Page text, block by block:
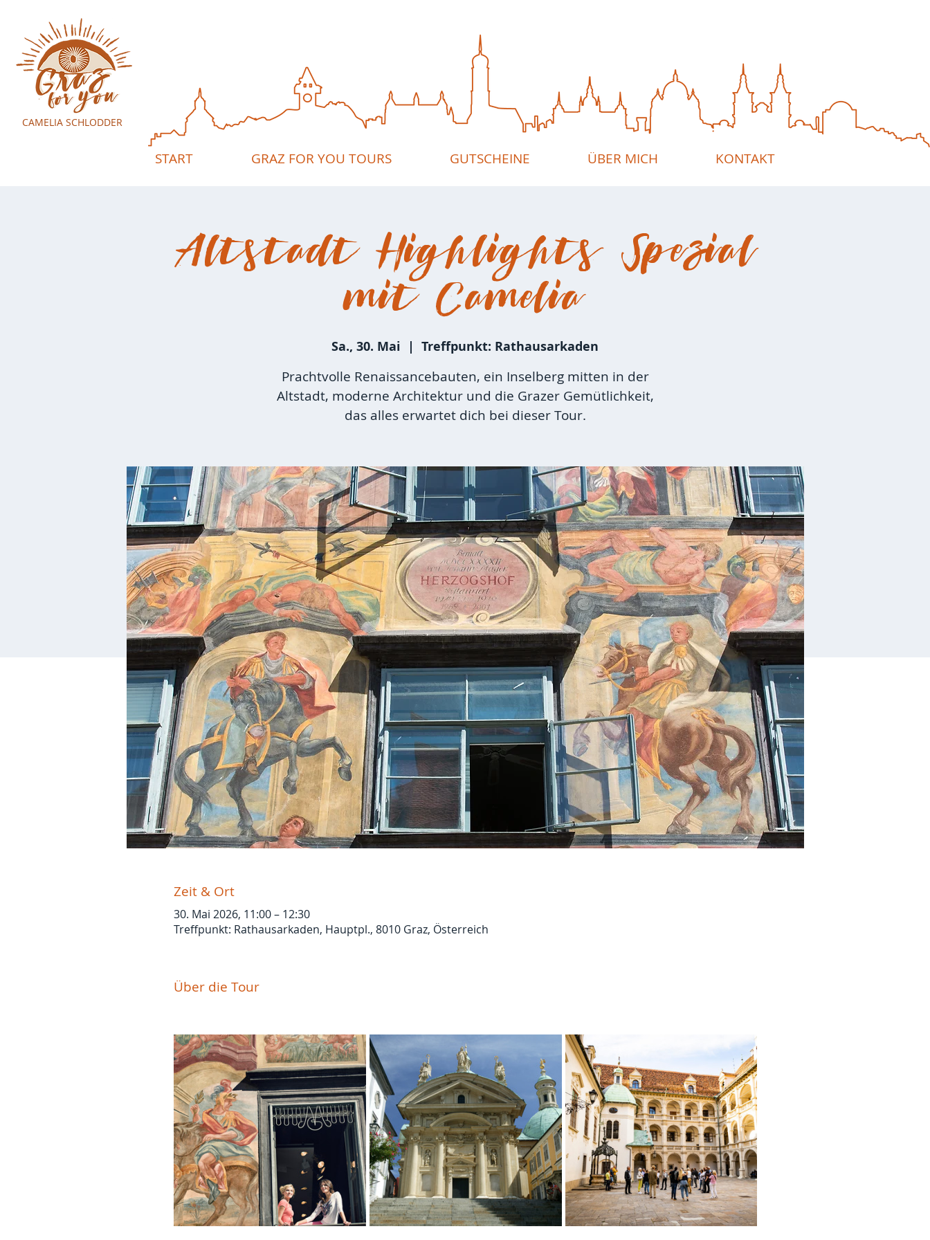
CAMELIA SCHLODDER
START GRAZ FOR YOU TOURS GUTSCHEINE ÜBER MICH KONTAKT
Altstadt Highlights Spezial
mit Camelia
Sa., 30. Mai
  |
Treffpunkt: Rathausarkaden
Prachtvolle Renaissancebauten, ein Inselberg mitten in der
Altstadt, moderne Architektur und die Grazer Gemütlichkeit,
das alles erwartet dich bei dieser Tour.
Zeit & Ort
30. Mai 2026, 11:00 – 12:30
Treffpunkt: Rathausarkaden, Hauptpl., 8010 Graz, Österreich
Über die Tour